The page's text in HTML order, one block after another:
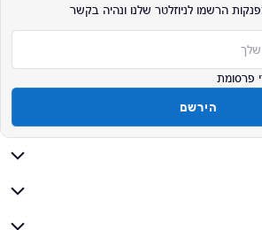
הרשמו לניוזלטר שלנו ונהיה בקשר
פרסומת
הירשם